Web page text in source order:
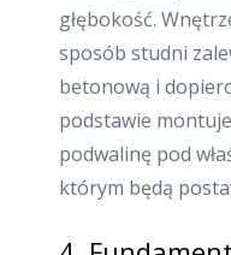
głębokość.
sposób studni
betonową i
podstawie
podwalinę pod
którym będą